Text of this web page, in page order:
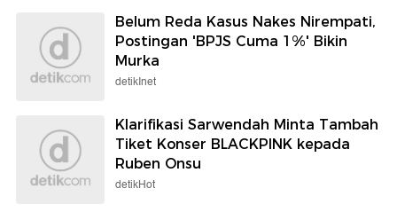
Belum Reda Kasus Nakes Nirempati,
Postingan 'BPJS Cuma 1%' Bikin
Murka
detikInet
Klarifikasi Sarwendah Minta Tambah
Tiket Konser BLACKPINK kepada
Ruben Onsu
detikHot